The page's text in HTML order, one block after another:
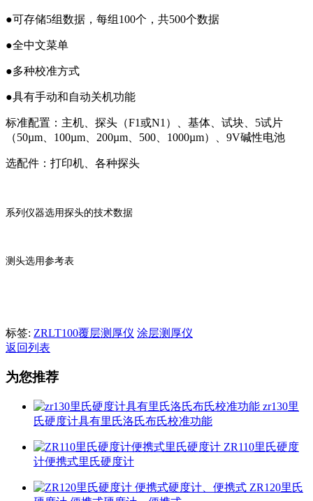
●可存储5组数据，每组100个，共500个数据
●全中文菜单
●多种校准方式
●具有手动和自动关机功能
标准配置：主机、探头（F1或N1）、基体、试块、5试片
（50µm、100µm、200µm、500、1000µm）、9V碱性电池
选配件：打印机、各种探头
系列仪器选用探头的技术数据
测头选用参考表
标签: ZRLT100覆层测厚仪 涂层测厚仪
返回列表
为您推荐
zr130里
氏硬度计具有里氏洛氏布氏校准功能
ZR110里氏硬度
计便携式里氏硬度计
ZR120里氏